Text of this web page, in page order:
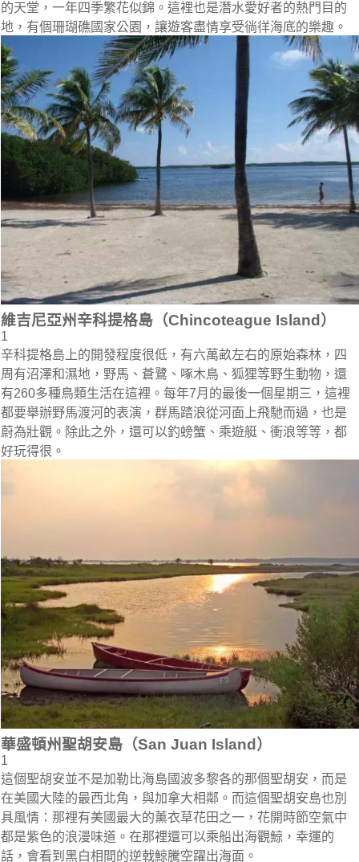
的天堂，一年四季繁花似錦。這裡也是潛水愛好者的熱門目的
地，有個珊瑚礁國家公園，讓遊客盡情享受徜徉海底的樂趣。
維吉尼亞州辛科提格島（Chincoteague Island）
1
辛科提格島上的開發程度很低，有六萬畝左右的原始森林，四
周有沼澤和濕地，野馬、蒼鷺、啄木鳥、狐狸等野生動物，還
有260多種鳥類生活在這裡。每年7月的最後一個星期三，這裡
都要舉辦野馬渡河的表演，群馬踏浪從河面上飛馳而過，也是
蔚為壯觀。除此之外，還可以釣螃蟹、乘遊艇、衝浪等等，都
好玩得很。
華盛頓州聖胡安島（San Juan Island）
1
這個聖胡安並不是加勒比海島國波多黎各的那個聖胡安，而是
在美國大陸的最西北角，與加拿大相鄰。而這個聖胡安島也別
具風情：那裡有美國最大的薰衣草花田之一，花開時節空氣中
都是紫色的浪漫味道。在那裡還可以乘船出海觀鯨，幸運的
話，會看到黑白相間的逆戟鯨騰空躍出海面。